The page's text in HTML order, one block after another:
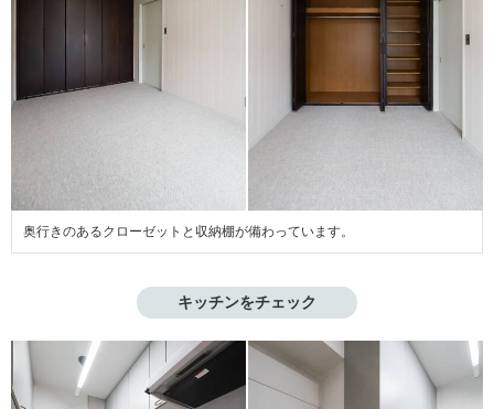
奥行きのあるクローゼットと収納棚が備わっています。
キッチンをチェック